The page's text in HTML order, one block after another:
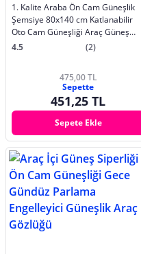
1. Kalite Araba Ön Cam Güneşlik
Şemsiye 80x140 cm Katlanabilir
Oto Cam Güneşliği Araç Güneş
Koruyucu
4.5 (2)
475,00 TL
Sepette
451,25 TL
Sepete Ekle